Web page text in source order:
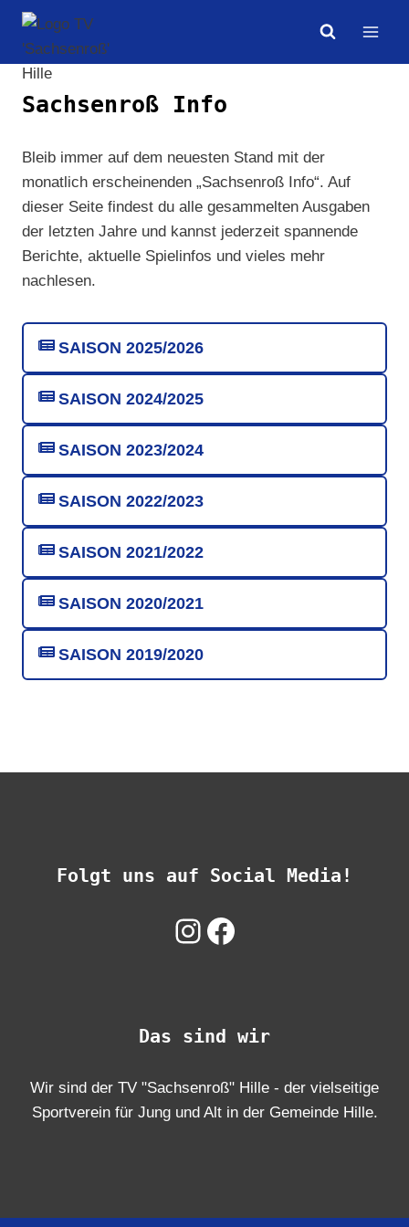
Zum
springen
Sachsenroß Info
Bleib immer auf dem neuesten Stand mit der
monatlich erscheinenden „Sachsenroß Info“. Auf
dieser Seite findest du alle gesammelten Ausgaben
der letzten Jahre und kannst jederzeit spannende
Berichte, aktuelle Spielinfos und vieles mehr
nachlesen.
SAISON 2025/2026
SAISON 2024/2025
SAISON 2023/2024
SAISON 2022/2023
SAISON 2021/2022
SAISON 2020/2021
SAISON 2019/2020
Folgt uns auf Social Media!
Instagram
Facebook
Das sind wir
Wir sind der TV "Sachsenroß" Hille - der vielseitige
Sportverein für Jung und Alt in der Gemeinde Hille.